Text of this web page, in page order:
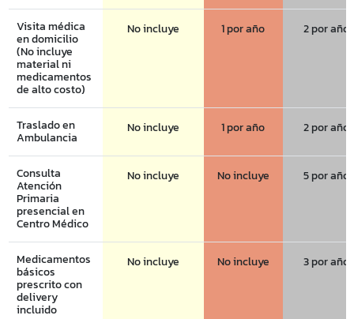
Visita médica
en domicilio
(No incluye
material ni
medicamentos
de alto costo)
No incluye 1 por año 2 por año
Traslado en
Ambulancia
No incluye 1 por año 2 por año
Consulta
Atención
Primaria
presencial en
Centro Médico
No incluye No incluye 5 por año
Medicamentos
básicos
prescrito con
delivery
incluido
No incluye No incluye 3 por año